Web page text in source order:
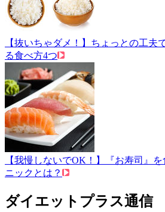
【抜いちゃダメ！】ちょっとの工夫
る食べ方4つ
【我慢しないでOK！】『お寿司』
ニックとは？
ダイエットプラス通信